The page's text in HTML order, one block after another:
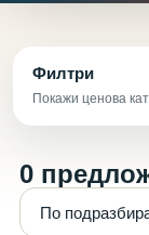
Филтри
Покажи ценова
0